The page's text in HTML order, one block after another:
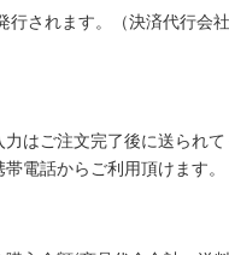
されます。（決済代行会
はご注文完了後に送られ
電話からご利用頂けます。